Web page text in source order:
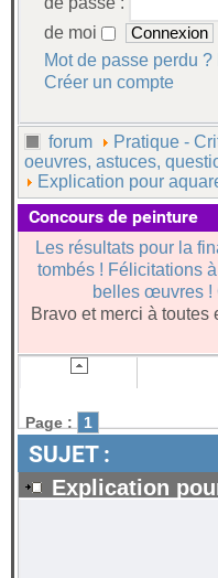
de moi
Mot de passe perdu ?
Créer un compte
forum Pratique -
oeuvres, astuces,
Explication pour
Concours de peinture
Les résultats pour la
tombés ! Félicitations
belles œuvres !
Bravo et merci à toutes
Page : 1
SUJET :
Explication